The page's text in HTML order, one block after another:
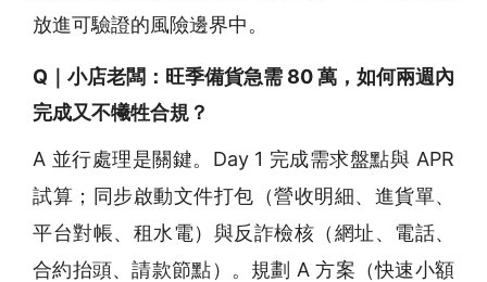
放進可驗證的風險邊界中。
Q｜小店老闆：旺季備貨急需 80 萬，如何兩週內
完成又不犧牲合規？
A 並行處理是關鍵。Day 1 完成需求盤點與 APR
試算；同步啟動文件打包（營收明細、進貨單、
平台對帳、租水電）與反詐檢核（網址、電話、
合約抬頭、請款節點）。規劃 A 方案（快速小額